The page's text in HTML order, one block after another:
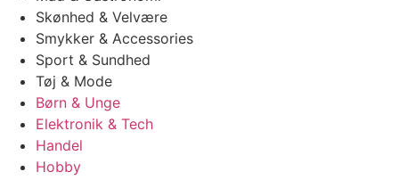
Skønhed & Velvære
Smykker & Accessories
Sport & Sundhed
Tøj & Mode
Børn & Unge
Elektronik & Tech
Handel
Hobby